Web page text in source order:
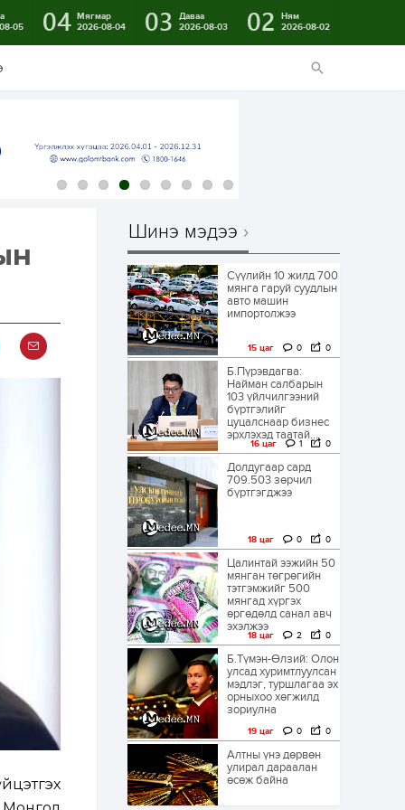
05
04 Мягмар
2026-08-04
03
Даваа
2026-08-03
02
Ням
2026-08-02
Шинэ мэдээ
Сүүлийн 10 жилд 700
мянга гаруй суудлын
авто машин
импортолжээ
15 цаг 0 0
Б.Пүрэвдагва:
Найман салбарын
103 үйлчилгээний
бүртгэлийг
цуцалснаар бизнес
эрхлэхэд таатай...
16 цаг 1 0
Долдугаар сард
709.503 зөрчил
бүртгэгджээ
18 цаг 0 0
Цалинтай ээжийн 50
мянган төгрөгийн
тэтгэмжийг 500
мянгад хүргэх
өргөдөлд санал авч
эхэлжээ
18 цаг 2 0
Б.Түмэн-Өлзий: Олон
улсад хуримтлуулсан
мэдлэг, туршлагаа эх
орныхоо хөгжилд
зориулна
19 цаг 0 0
Алтны үнэ дөрвөн
улирал дараалан
өсөж байна